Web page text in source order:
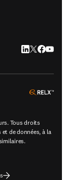
LinkedIn
Twitter
Tous droits
de données, à la